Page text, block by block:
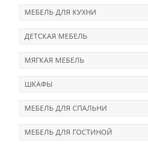
МЕБЕЛЬ ДЛЯ КУХНИ
ДЕТСКАЯ МЕБЕЛЬ
МЯГКАЯ МЕБЕЛЬ
ШКАФЫ
МЕБЕЛЬ ДЛЯ СПАЛЬНИ
МЕБЕЛЬ ДЛЯ ГОСТИНОЙ